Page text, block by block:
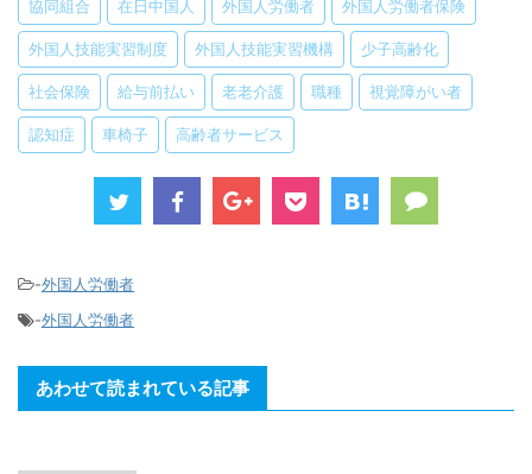
協同組合 在日中国人 外国人労働者 外国人労働者保険
外国人技能実習制度 外国人技能実習機構 少子高齢化
社会保険 給与前払い 老老介護 職種 視覚障がい者
認知症 車椅子 高齢者サービス
-外国人労働者
-外国人労働者
あわせて読まれている記事